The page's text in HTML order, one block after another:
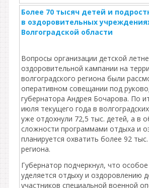
Более 70 тысяч детей и
в оздоровительных
Волгоградской области
Вопросы организации детской
оздоровительной кампании на
волгоградского региона были
оперативном совещании под
губернатора Андрея Бочарова. По
июля текущего года в
уже отдохнули 72,5 тыс. детей, а в
сложности программами отдыха и
планируется охватить более 92
региона.
Губернатор подчеркнул, что
уделяется отдыху и оздоровлению
участников специальной военной